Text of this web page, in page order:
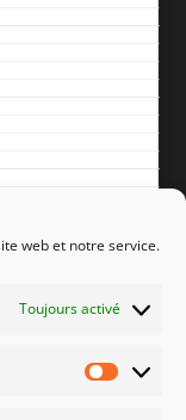
web et notre service.
Toujours activé